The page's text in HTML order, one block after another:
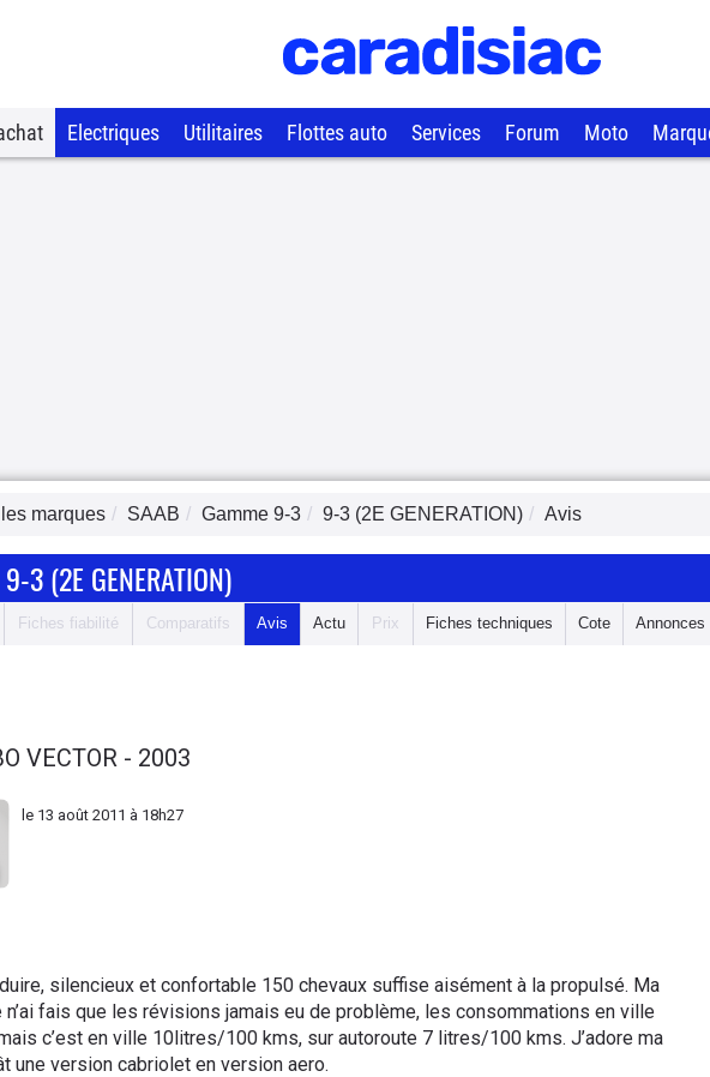
Electriques Utilitaires Flottes auto Services Forum Moto
marques SAAB Gamme 9-3 9-3 (2E GENERATION) Avis
3 (2E GENERATION)
Fiches fiabilité Comparatifs Avis Actu Prix Fiches techniques Cote Annonces
VECTOR - 2003
le 13 août 2011 à 18h27
silencieux et confortable 150 chevaux suffise aisément à la propulsé. Ma
n’ai fais que les révisions jamais eu de problème, les consommations en ville
c’est en ville 10litres/100 kms, sur autoroute 7 litres/100 kms. J’adore ma
une version cabriolet en version aero.